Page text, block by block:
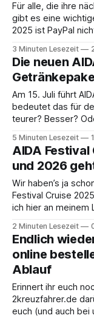
Für alle, die ihre
gibt es eine
2025 ist PayPal
neue
für euch und
3 Minuten Lesezeit
Die neuen
Am 15. Juli führt
bedeutet das für
teurer? Besser?
eine ehrliche
oder lieber
5 Minuten Lesezeit
AIDA Festival
und 2026
Wir haben’s ja
Festival Cruise
ich hier an meinem
Gäste irgendwo
Kristiansand eine
2 Minuten Lesezeit
Endlich
online
Ablauf
Erinnert ihr euch
2kreuzfahrer.de
euch (und auch bei